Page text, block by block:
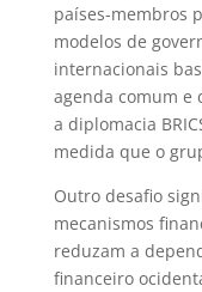
países-membros
modelos de
internacionais
agenda comum e
a diplomacia
medida que o
Outro desafio
mecanismos
reduzam a
financeiro